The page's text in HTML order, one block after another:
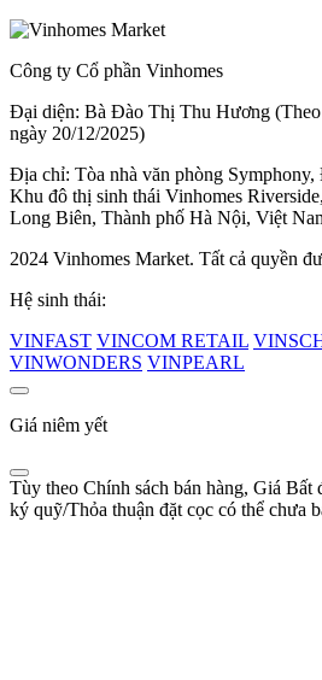
Công ty Cổ phần Vinhomes
Đại diện: Bà Đào Thị Thu Hương (Theo
ngày 20/12/2025)
Địa chỉ: Tòa nhà văn phòng
Khu đô thị sinh thái Vinhomes
Long Biên, Thành phố Hà Nội, Việt
2024 Vinhomes Market. Tất cả quyền
Hệ sinh thái:
VINFAST VINCOM RETAIL
VINWONDERS VINPEARL
Giá niêm yết
Tùy theo Chính sách bán hàng, Giá Bất
ký quỹ/Thỏa thuận đặt cọc có thể chưa